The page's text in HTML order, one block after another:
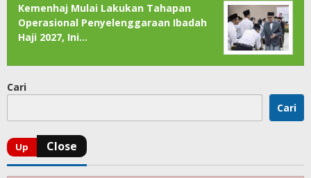
Kemenhaj Mulai Lakukan Tahapan
Operasional Penyelenggaraan Ibadah
Haji 2027, Ini…
Cari
Cari